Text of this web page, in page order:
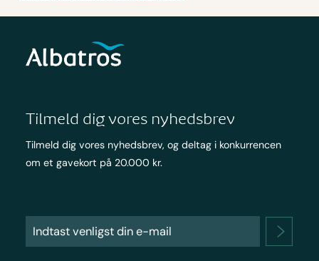
Tilmeld dig vores nyhedsbrev
Tilmeld dig vores nyhedsbrev, og deltag i konkurrencen
om et gavekort på 20.000 kr.